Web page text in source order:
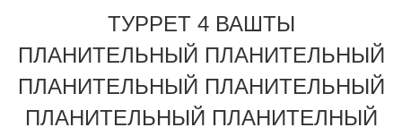
ЗАВОДУ
КОНТРОЛЬ
КАЧЕСТВА
ТУРРЕТ 4 ВАШТЫ
ПЛАНИТЕЛЬНЫЙ ПЛАНИТЕЛЬНЫЙ
ПЛАНИТЕЛЬНЫЙ ПЛАНИТЕЛЬНЫЙ
ПЛАНИТЕЛЬНЫЙ ПЛАНИТЕЛНЫЙ